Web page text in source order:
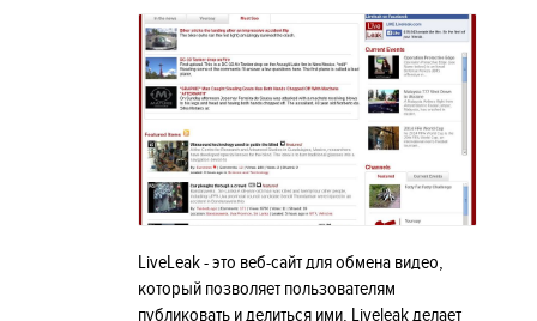
LiveLeak - это веб-сайт для обмена видео,
который позволяет пользователям
публиковать и делиться ими. Liveleak делает